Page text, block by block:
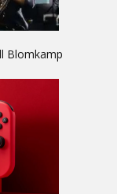
Blomkamp